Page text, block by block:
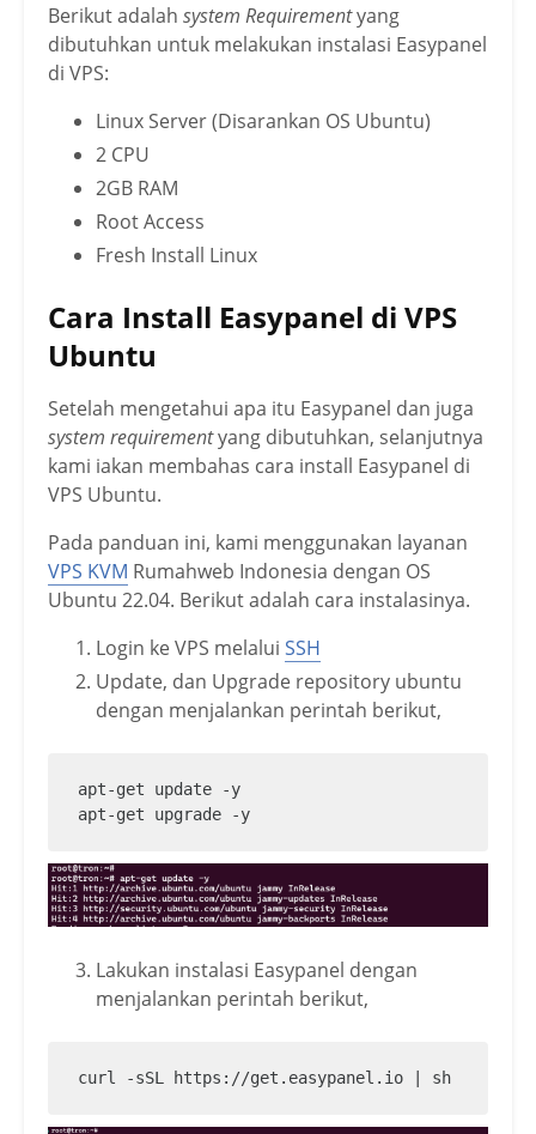
Berikut adalah system Requirementyang
dibutuhkan untuk melakukan instalasi Easypanel
di VPS:
Linux Server (Disarankan OS Ubuntu)
2 CPU
2GB RAM
Root Access
Fresh Install Linux
Cara Install Easypanel di VPS
Ubuntu
Setelah mengetahui apa itu Easypanel dan juga
system requirementyang dibutuhkan, selanjutnya
kami iakan membahas cara install Easypanel di
VPS Ubuntu.
Pada panduan ini, kami menggunakan layanan
VPS KVM Rumahweb Indonesia dengan OS
Ubuntu 22.04. Berikut adalah cara instalasinya.
Login ke VPS melalui SSH
Update, dan Upgrade repository ubuntu
dengan menjalankan perintah berikut,
apt-get update -y
apt-get upgrade -y
Lakukan instalasi Easypanel dengan
menjalankan perintah berikut,
curl -sSL https://get.easypanel.io | sh